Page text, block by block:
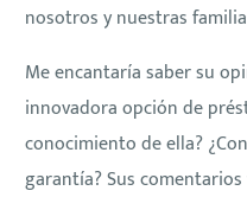
nosotros y nuestras
Me encantaría saber su
innovadora opción de
conocimiento de ella?
garantía? Sus